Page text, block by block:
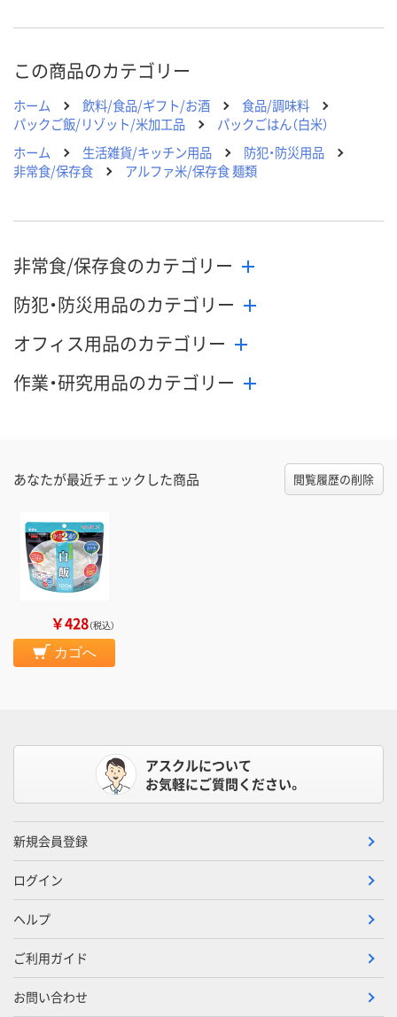
この商品のカテゴリー
ホーム 飲料/食品/ギフト/お酒
食品/調味料
パックご飯/リゾット/米加工品
パックごはん（白米）
ホーム
生活雑貨/キッチン用品
防犯・防災用品
非常食/保存食
アルファ米/保存食 麺類
非常食/保存食のカテゴリー
防犯・防災用品のカテゴリー
オフィス用品のカテゴリー
作業・研究用品のカテゴリー
あなたが最近チェックした商品 閲覧履歴の削除
￥428（税込）
カゴへ
アスクルについて
お気軽にご質問ください。
新規会員登録
ログイン
ヘルプ
ご利用ガイド
お問い合わせ